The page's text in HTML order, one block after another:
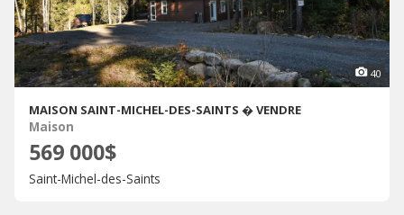
40
MAISON SAINT-MICHEL-DES-SAINTS � VENDRE
Maison
569 000$
Saint-Michel-des-Saints